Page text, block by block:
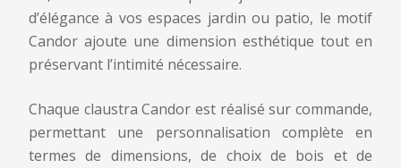
Email *
Numéro de téléphone
d’élégance à vos espaces jardin ou patio, le motif
Candor ajoute une dimension esthétique tout en
préservant l’intimité nécessaire.
Chaque claustra Candor est réalisé sur commande,
permettant une personnalisation complète en
termes de dimensions, de choix de bois et de